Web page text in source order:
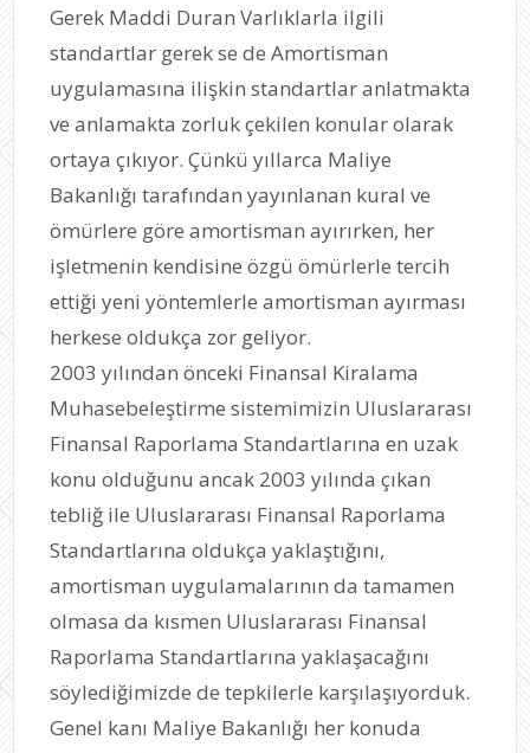
Gerek Maddi Duran Varlıklarla ilgili
standartlar gerek se de Amortisman
uygulamasına ilişkin standartlar anlatmakta
ve anlamakta zorluk çekilen konular olarak
ortaya çıkıyor. Çünkü yıllarca Maliye
Bakanlığı tarafından yayınlanan kural ve
ömürlere göre amortisman ayırırken, her
işletmenin kendisine özgü ömürlerle tercih
ettiği yeni yöntemlerle amortisman ayırması
herkese oldukça zor geliyor.
2003 yılından önceki Finansal Kiralama
Muhasebeleştirme sistemimizin Uluslararası
Finansal Raporlama Standartlarına en uzak
konu olduğunu ancak 2003 yılında çıkan
tebliğ ile Uluslararası Finansal Raporlama
Standartlarına oldukça yaklaştığını,
amortisman uygulamalarının da tamamen
olmasa da kısmen Uluslararası Finansal
Raporlama Standartlarına yaklaşacağını
söylediğimizde de tepkilerle karşılaşıyorduk.
Genel kanı Maliye Bakanlığı her konuda